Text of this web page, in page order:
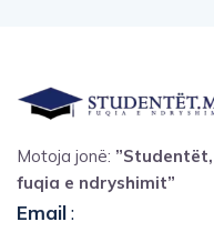
Motoja jonë: ”Studentët,
fuqia e ndryshimit”
Email: